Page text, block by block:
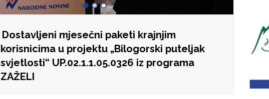
Dostavljeni mjesečni paketi krajnjim
korisnicima u projektu „Bilogorski puteljak
svjetlosti“ UP.02.1.1.05.0326 iz programa
ZAŽELI